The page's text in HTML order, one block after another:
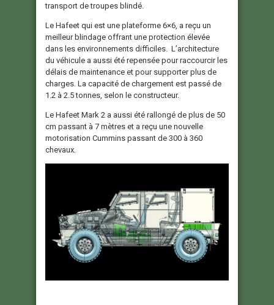
transport de troupes blindé.
Le Hafeet qui est une plateforme 6×6, a reçu un
meilleur blindage offrant une protection élevée
dans les environnements difficiles. L’architecture
du véhicule a aussi été repensée pour raccourcir les
délais de maintenance et pour supporter plus de
charges. La capacité de chargement est passé de
1.2 à 2.5 tonnes, selon le constructeur.
Le Hafeet Mark 2 a aussi été rallongé de plus de 50
cm passant à 7 mètres et a reçu une nouvelle
motorisation Cummins passant de 300 à 360
chevaux.